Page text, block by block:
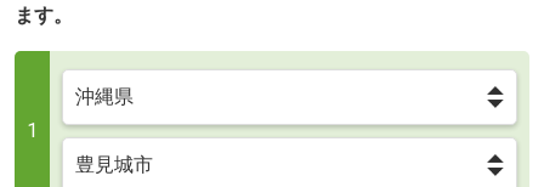
ます。
1